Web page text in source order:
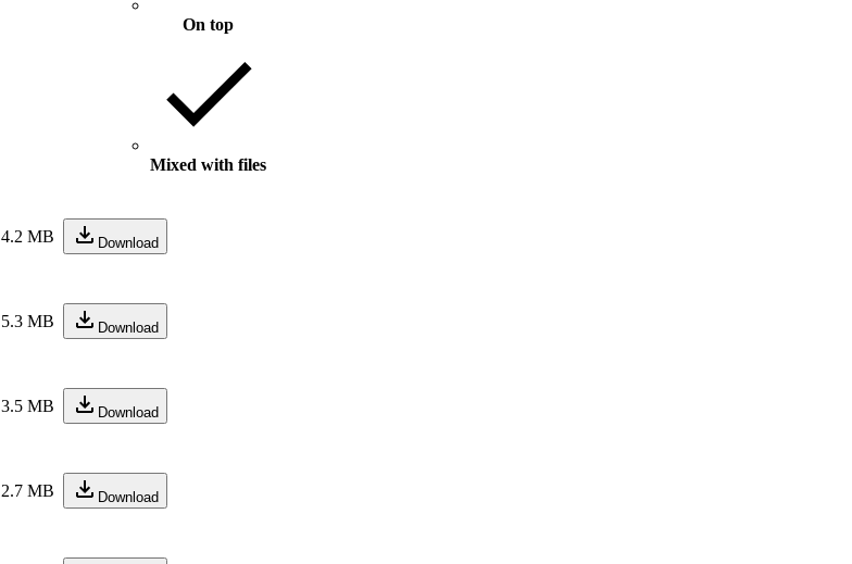
On top
Mixed with files
4.2 MB Download
5.3 MB Download
3.5 MB Download
2.7 MB Download